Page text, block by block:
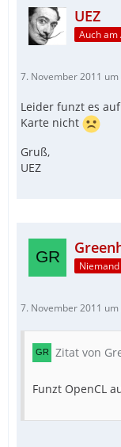
UEZ
7. November 2011 um
Leider funzt es
Karte nicht
Gruß,
UEZ
Niemand
7. November 2011 um
Zitat von
Funzt OpenCL